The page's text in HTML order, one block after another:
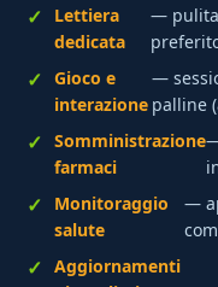
Lettiera
dedicata
— pulita
Gioco e
interazione
—
palline
Somministrazione
farmaci
Monitoraggio
salute
—
Aggiornamenti